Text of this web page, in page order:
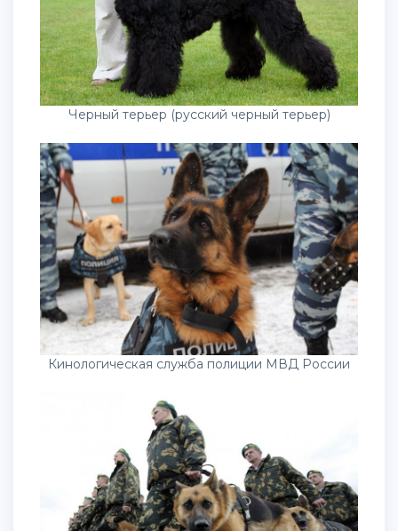
Черный терьер (русский черный терьер)
Кинологическая служба полиции МВД России